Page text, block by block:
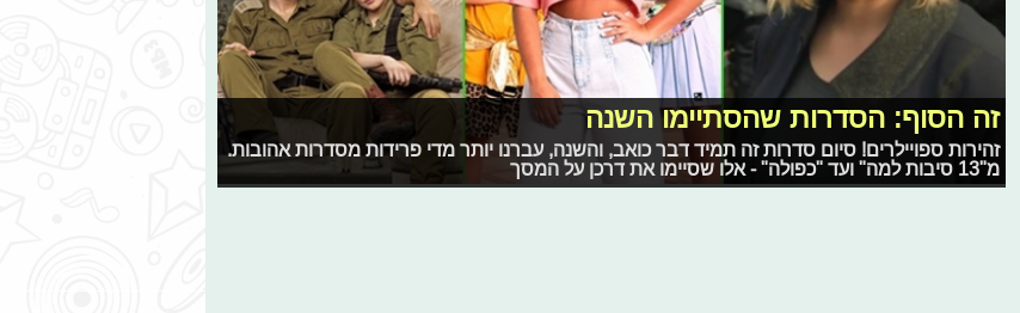
זה הסוף: הסדרות שהסתיימו השנה
זהירות ספויילרים! סיום סדרות זה תמיד דבר כואב, והשנה, עברנו יותר מדי פרידות מסדרות אהובות.
מ"13 סיבות למה" ועד "כפולה" - אלו שסיימו את דרכן על המסך